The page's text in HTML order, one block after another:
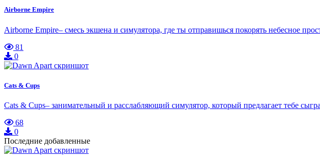
Airborne Empire
Airborne Empire– смесь экшена и симулятора, где ты отправишься покорять небесное
81
0
Cats & Cups
Cats & Cups– занимательный и расслабляющий симулятор, который предлагает тебе
68
0
Последние добавленные